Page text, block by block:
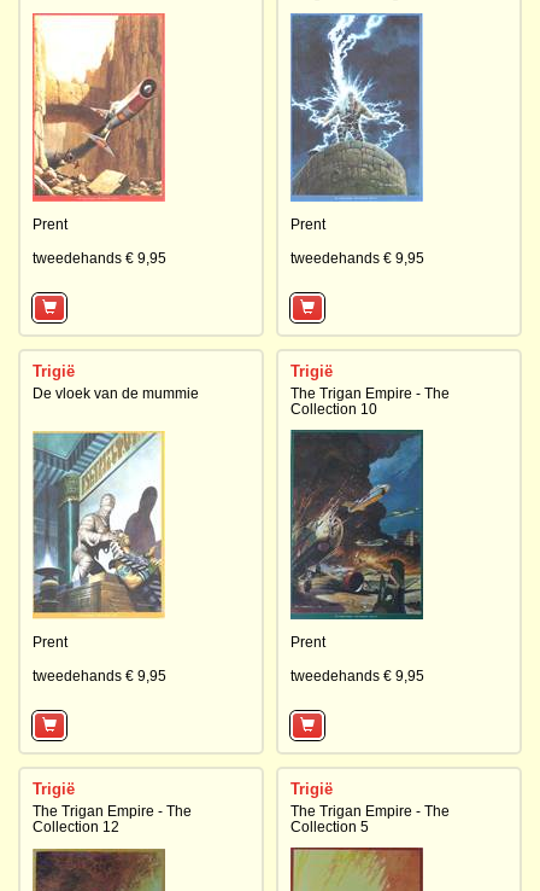
Prent
tweedehands € 9,95
Prent
tweedehands € 9,95
Trigië
De vloek van de mummie
Prent
tweedehands € 9,95
Trigië
The Trigan Empire - The
Collection 10
Prent
tweedehands € 9,95
Trigië
The Trigan Empire - The
Collection 12
Trigië
The Trigan Empire - The
Collection 5